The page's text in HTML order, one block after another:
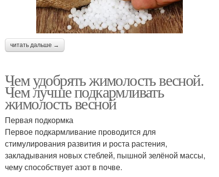
читать дальше →
Чем удобрять жимолость весной.
Чем лучше подкармливать
жимолость весной
Первая подкормка
Первое подкармливание проводится для
стимулирования развития и роста растения,
закладывания новых стеблей, пышной зелёной массы,
чему способствует азот в почве.